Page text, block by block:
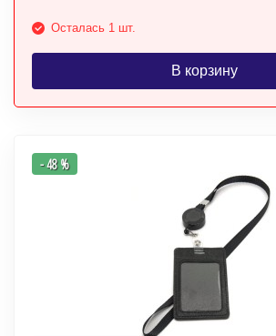
Осталась 1 шт.
В корзину
- 48 %